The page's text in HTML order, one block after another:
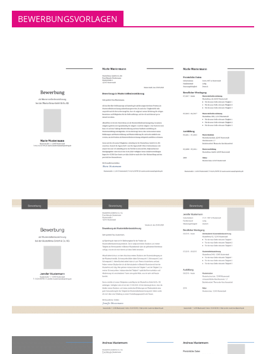
BEWERBUNGSVORLAGEN